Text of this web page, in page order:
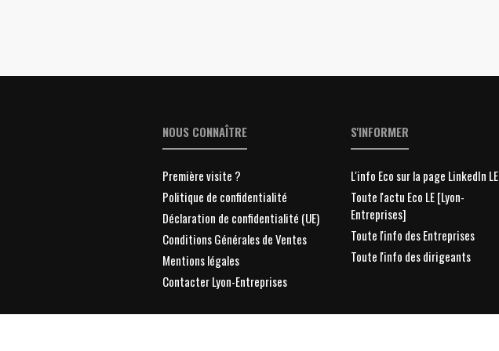
NOUS CONNAÎTRE
Première visite ?
Politique de confidentialité
Déclaration de confidentialité (UE)
Conditions Générales de Ventes
Mentions légales
Contacter Lyon-Entreprises
S'INFORMER
L'info Eco sur la page LinkedIn LE
Toute l'actu Eco LE [Lyon-
Entreprises]
Toute l'info des Entreprises
Toute l'info des dirigeants